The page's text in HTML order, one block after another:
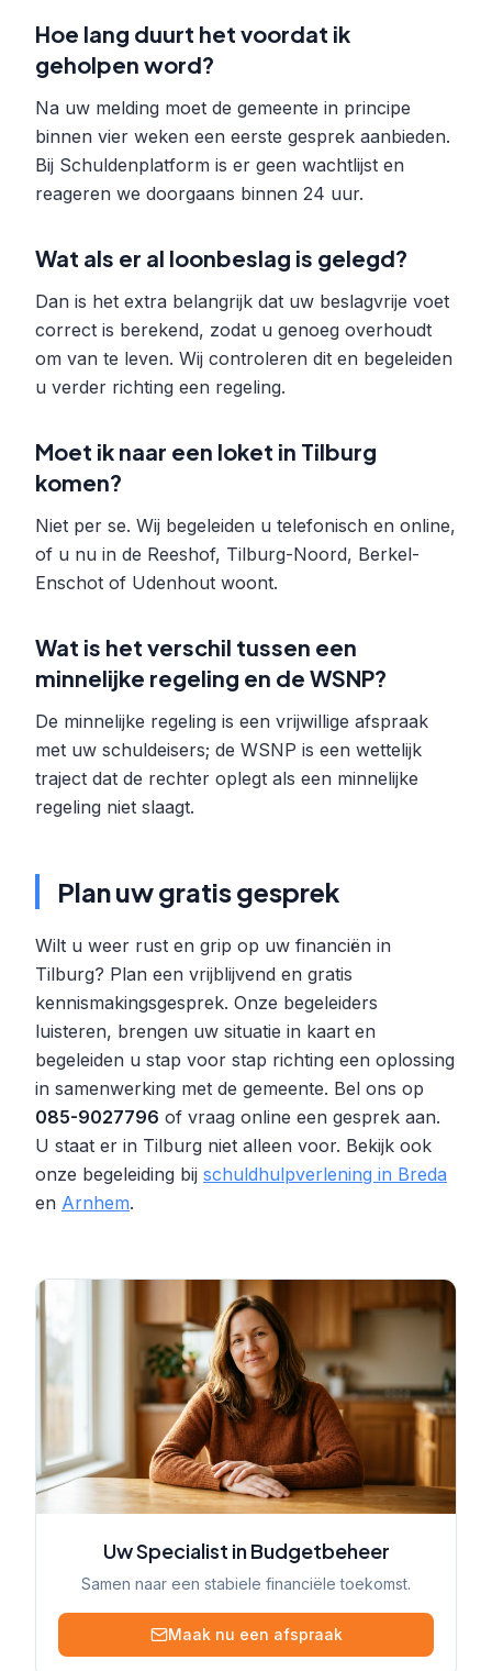
Hoe lang duurt het voordat ik
geholpen word?
Na uw melding moet de gemeente in principe
binnen vier weken een eerste gesprek aanbieden.
Bij Schuldenplatform is er geen wachtlijst en
reageren we doorgaans binnen 24 uur.
Wat als er al loonbeslag is gelegd?
Dan is het extra belangrijk dat uw beslagvrije voet
correct is berekend, zodat u genoeg overhoudt
om van te leven. Wij controleren dit en begeleiden
u verder richting een regeling.
Moet ik naar een loket in Tilburg
komen?
Niet per se. Wij begeleiden u telefonisch en online,
of u nu in de Reeshof, Tilburg-Noord, Berkel-
Enschot of Udenhout woont.
Wat is het verschil tussen een
minnelijke regeling en de WSNP?
De minnelijke regeling is een vrijwillige afspraak
met uw schuldeisers; de WSNP is een wettelijk
traject dat de rechter oplegt als een minnelijke
regeling niet slaagt.
Plan uw gratis gesprek
Wilt u weer rust en grip op uw financiën in
Tilburg? Plan een vrijblijvend en gratis
kennismakingsgesprek. Onze begeleiders
luisteren, brengen uw situatie in kaart en
begeleiden u stap voor stap richting een oplossing
in samenwerking met de gemeente. Bel ons op
085-9027796 of vraag online een gesprek aan.
U staat er in Tilburg niet alleen voor. Bekijk ook
onze begeleiding bij schuldhulpverlening in Breda
en Arnhem.
Uw Specialist in Budgetbeheer
Samen naar een stabiele financiële toekomst.
Maak nu een afspraak